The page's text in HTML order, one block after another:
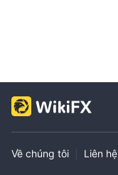
Về chúng tôi Liên hệ